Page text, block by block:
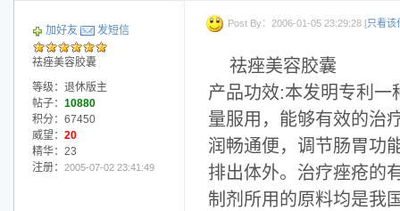
加好友 发短信
祛痤美容胶囊
等级：退休版主
帖子： 10880
积分：67450
威望： 20
精华：23
注册： 2005-07-02 23:41:49
Post By：2006-01-05 23:29:28 [只看该
祛痤美容胶囊
产品功效:本发明专利一
量服用，能够有效的治
润畅通便，调节肠胃功
排出体外。治疗痤疮的
制剂所用的原料均是我